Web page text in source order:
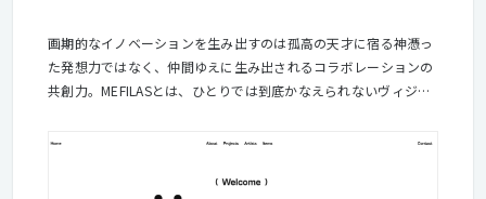
画期的なイノベーションを生み出すのは孤高の天才に宿る神憑っ
た発想力ではなく、仲間ゆえに生み出されるコラボレーションの
共創力。MEFILASとは、ひとりでは到底かなえられないヴィジョ
トは日本を代表する大手企業が多く、常に高い志向を持ち続け、
るアイデア・技術をコンスタントに提供し続ける義務がありま